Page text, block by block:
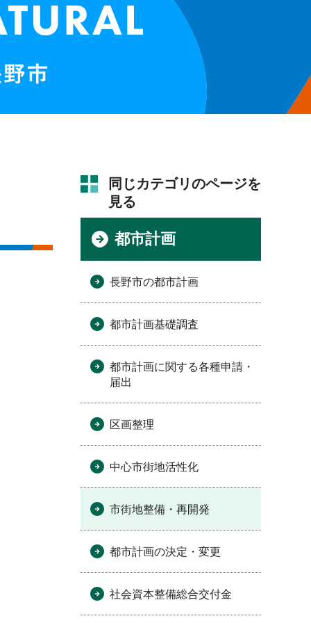
同じカテゴリのページを
見る
都市計画
長野市の都市計画
都市計画基礎調査
都市計画に関する各種申請・
届出
区画整理
中心市街地活性化
市街地整備・再開発
都市計画の決定・変更
社会資本整備総合交付金